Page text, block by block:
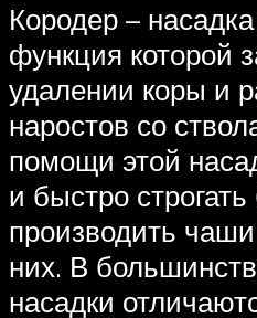
Кородер –
функция которой
удалении коры и
наростов со
помощи этой
и быстро
производить
них. В
насадки